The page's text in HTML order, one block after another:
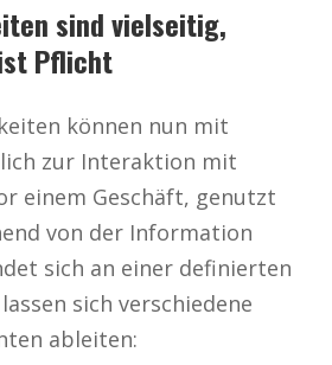
sind vielseitig,
Pflicht
können nun mit
zur Interaktion mit
einem Geschäft, genutzt
von der Information
sich an einer definierten
sich verschiedene
ableiten: